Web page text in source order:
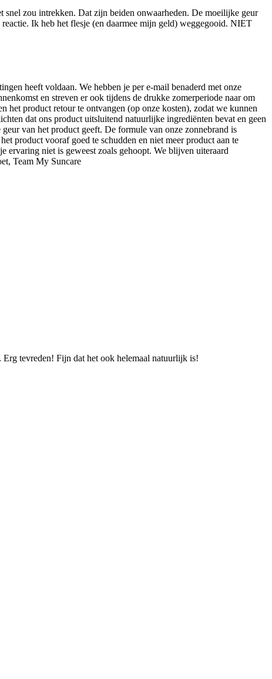
zou intrekken. Dat zijn beiden onwaarheden. De moeilijke geur
Ik heb het flesje (en daarmee mijn geld) weggegooid. NIET
heeft voldaan. We hebben je per e-mail benaderd met onze
en streven er ook tijdens de drukke zomerperiode naar om
het product retour te ontvangen (op onze kosten), zodat we kunnen
dat ons product uitsluitend natuurlijke ingrediënten bevat en geen
van het product geeft. De formule van onze zonnebrand is
product vooraf goed te schudden en niet meer product aan te
ervaring niet is geweest zoals gehoopt. We blijven uiteraard
Team My Suncare
Erg tevreden! Fijn dat het ook helemaal natuurlijk is!